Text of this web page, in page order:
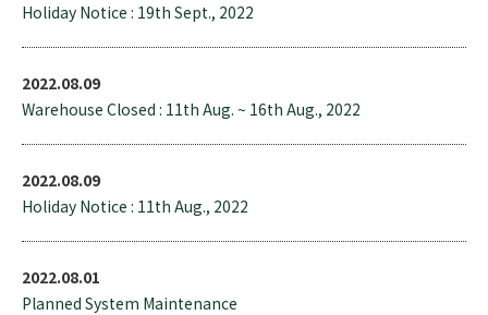
Holiday Notice : 19th Sept., 2022
2022.08.09
Warehouse Closed : 11th Aug. ~ 16th Aug., 2022
2022.08.09
Holiday Notice : 11th Aug., 2022
2022.08.01
Planned System Maintenance